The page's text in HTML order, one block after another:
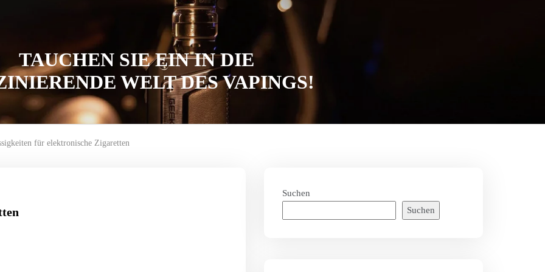
TAUCHEN SIE EIN IN DIE
WELT DES VAPINGS!
für elektronische Zigaretten
Suchen
Suchen